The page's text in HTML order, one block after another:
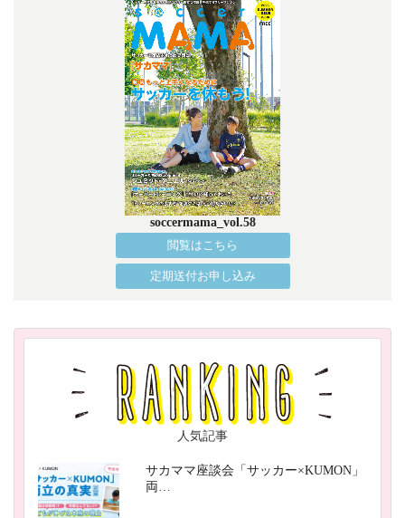
soccermama_vol.58
閲覧はこちら
定期送付お申し込み
人気記事
サカママ座談会「サッカー×KUMON」
両…